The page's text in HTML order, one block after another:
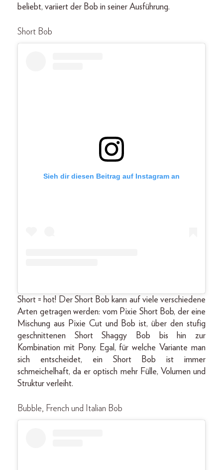
beliebt, variiert der Bob in seiner Ausführung.
Short Bob
Sieh dir diesen Beitrag auf Instagram an
Short = hot! Der Short Bob kann auf viele verschiedene
Arten getragen werden: vom Pixie Short Bob, der eine
Mischung aus Pixie Cut und Bob ist, über den stufig
geschnittenen Short Shaggy Bob bis hin zur
Kombination mit Pony. Egal, für welche Variante man
sich entscheidet, ein Short Bob ist immer
schmeichelhaft, da er optisch mehr Fülle, Volumen und
Struktur verleiht.
Bubble, French und Italian Bob